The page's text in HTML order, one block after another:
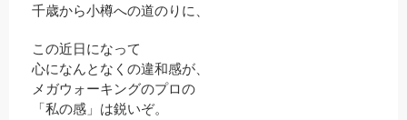
千歳から小樽への道のりに、
この近日になって
心になんとなくの違和感が、
メガウォーキングのプロの
「私の感」は鋭いぞ。